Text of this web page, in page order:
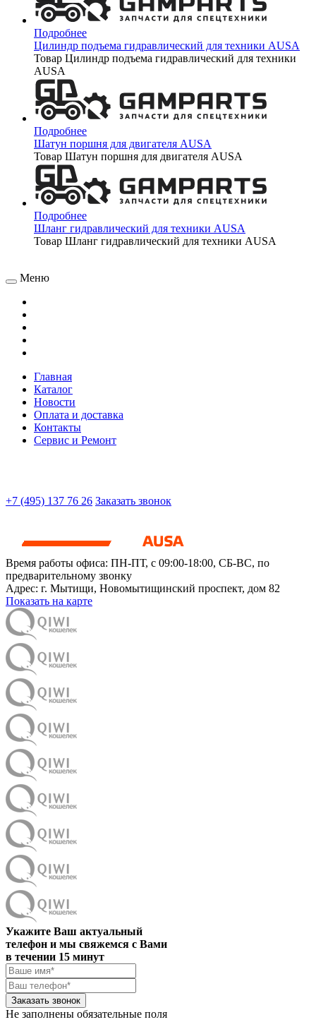
Подробнее
Цилиндр подъема гидравлический для техники AUSA
Товар Цилиндр подъема гидравлический для техники
AUSA
Подробнее
Шатун поршня для двигателя AUSA
Товар Шатун поршня для двигателя AUSA
Подробнее
Шланг гидравлический для техники AUSA
Товар Шланг гидравлический для техники AUSA
Меню
Главная
Каталог
Новости
Оплата и доставка
Контакты
Сервис и Ремонт
+7 (495) 137 76 26 Заказать звонок
Время работы офиса: ПН-ПТ, с 09:00-18:00, СБ-ВС, по
предварительному звонку
Адрес: г. Мытищи, Новомытищинский проспект, дом 82
Показать на карте
Укажите Ваш актуальный
телефон и мы свяжемся с Вами
в течении 15 минут
Заказать звонок
Не заполнены обязательные поля